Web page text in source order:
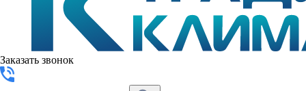
Заказать звонок